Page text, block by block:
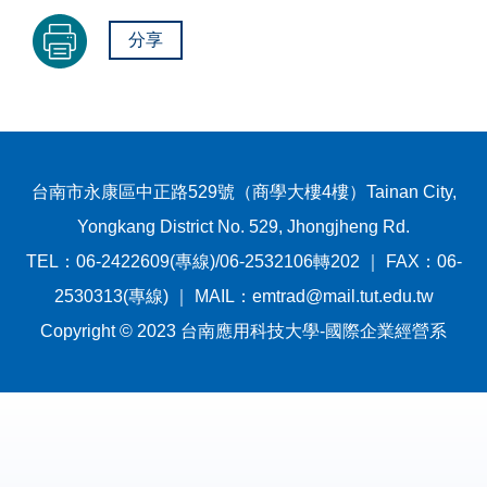
分享
台南市永康區中正路529號（商學大樓4樓）Tainan City,
Yongkang District No. 529, Jhongjheng Rd.
TEL：06-2422609(專線)/06-2532106轉202 ｜ FAX：06-
2530313(專線) ｜ MAIL：emtrad@mail.tut.edu.tw
Copyright © 2023 台南應用科技大學-國際企業經營系